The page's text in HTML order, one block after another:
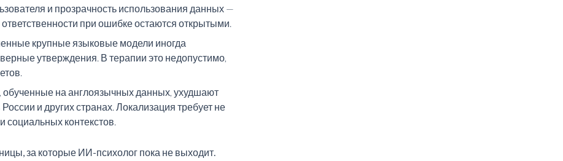
и прозрачность использования данных —
при ошибке остаются открытыми.
крупные языковые модели иногда
утверждения. В терапии это недопустимо,
обученные на англоязычных данных, ухудшают
и других странах. Локализация требует не
социальных контекстов.
за которые ИИ-психолог пока не выходит.